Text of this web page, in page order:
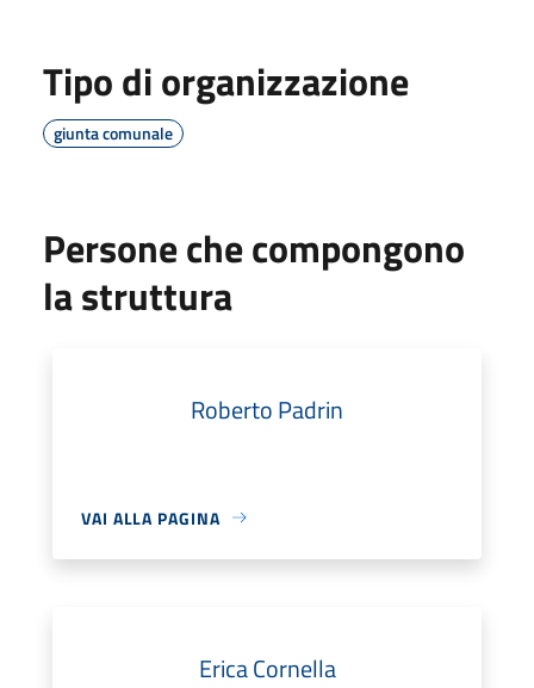
Tipo di organizzazione
giunta comunale
Persone che compongono
la struttura
Roberto Padrin
VAI ALLA PAGINA
Erica Cornella